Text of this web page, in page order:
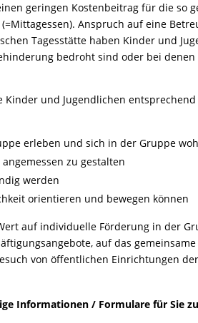
geringen Kostenbeitrag für die so
(=Mittagessen). Anspruch auf eine
Tagesstätte haben Kinder und
bedroht sind oder bei denen
Kinder und Jugendlichen
erleben und sich in der Gruppe
zu gestalten
werden
orientieren und bewegen können
auf individuelle Förderung in der
auf das
von öffentlichen Einrichtungen
Informationen / Formulare für Sie